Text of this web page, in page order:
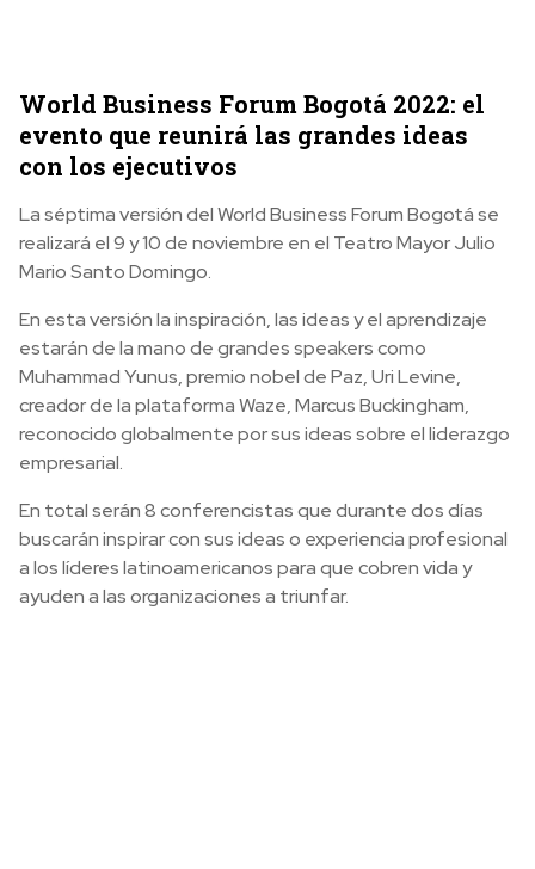
World Business Forum Bogotá 2022: el
evento que reunirá las grandes ideas
con los ejecutivos
La séptima versión del World Business Forum Bogotá se
realizará el 9 y 10 de noviembre en el Teatro Mayor Julio
Mario Santo Domingo.
En esta versión la inspiración, las ideas y el aprendizaje
estarán de la mano de grandes speakers como
Muhammad Yunus, premio nobel de Paz, Uri Levine,
creador de la plataforma Waze, Marcus Buckingham,
reconocido globalmente por sus ideas sobre el liderazgo
empresarial.
En total serán 8 conferencistas que durante dos días
buscarán inspirar con sus ideas o experiencia profesional
a los líderes latinoamericanos para que cobren vida y
ayuden a las organizaciones a triunfar.